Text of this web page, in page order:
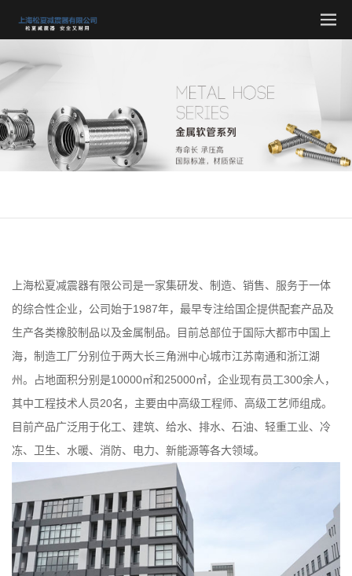
上海松夏减震器有限公司是一家集研发、制造、销售、服务于一体
的综合性企业，公司始于1987年，最早专注给国企提供配套产品及
生产各类橡胶制品以及金属制品。目前总部位于国际大都市中国上
海，制造工厂分别位于两大长三角洲中心城市江苏南通和浙江湖
州。占地面积分别是10000㎡和25000㎡，企业现有员工300余人，
其中工程技术人员20名，主要由中高级工程师、高级工艺师组成。
目前产品广泛用于化工、建筑、给水、排水、石油、轻重工业、冷
冻、卫生、水暖、消防、电力、新能源等各大领域。